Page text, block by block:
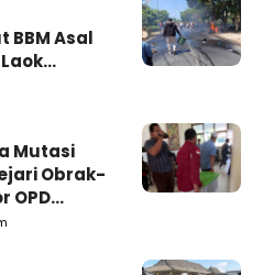
BBM Asal
Mutasi
Obrak-
OPD